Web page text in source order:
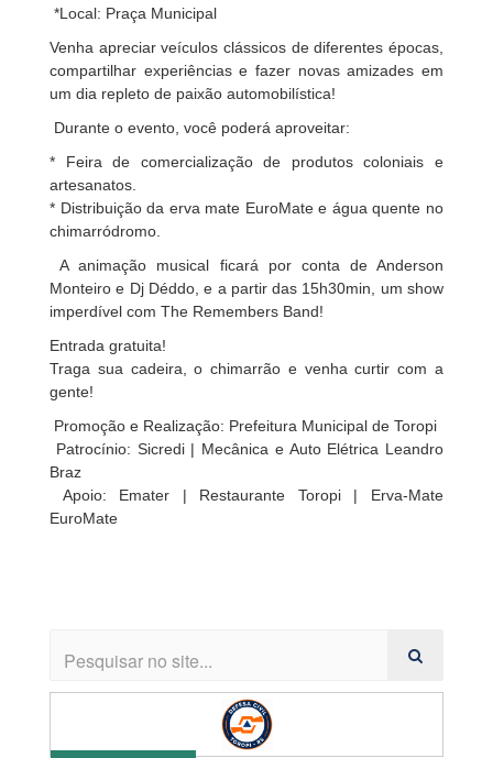
*Local: Praça Municipal
Venha apreciar veículos clássicos de diferentes épocas,
compartilhar experiências e fazer novas amizades em
um dia repleto de paixão automobilística!
Durante o evento, você poderá aproveitar:
* Feira de comercialização de produtos coloniais e
artesanatos.
* Distribuição da erva mate EuroMate e água quente no
chimarródromo.
A animação musical ficará por conta de Anderson
Monteiro e Dj Déddo, e a partir das 15h30min, um show
imperdível com The Remembers Band!
Entrada gratuita!
Traga sua cadeira, o chimarrão e venha curtir com a
gente!
Promoção e Realização: Prefeitura Municipal de Toropi
Patrocínio: Sicredi | Mecânica e Auto Elétrica Leandro
Braz
Apoio: Emater | Restaurante Toropi | Erva-Mate
EuroMate